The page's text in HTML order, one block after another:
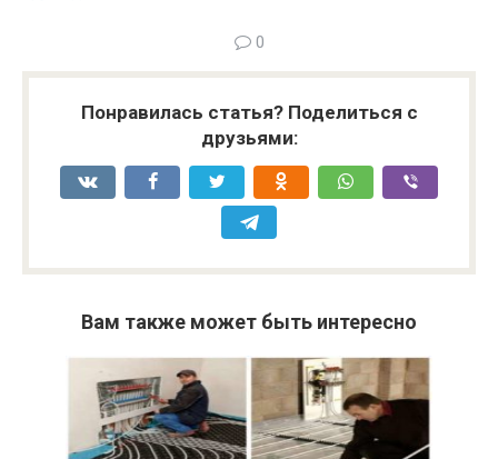
0
Понравилась статья? Поделиться с
друзьями:
Вам также может быть интересно